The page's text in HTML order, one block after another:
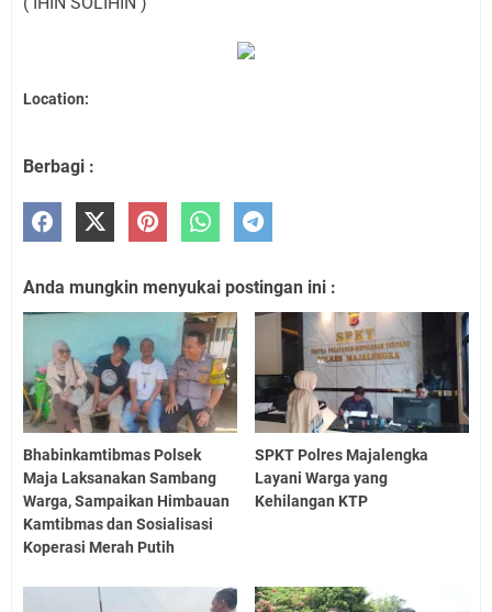
Location:
Berbagi :
Anda mungkin menyukai postingan ini :
Bhabinkamtibmas Polsek
Maja Laksanakan Sambang
Warga, Sampaikan Himbauan
Kamtibmas dan Sosialisasi
Koperasi Merah Putih
SPKT Polres Majalengka
Layani Warga yang
Kehilangan KTP